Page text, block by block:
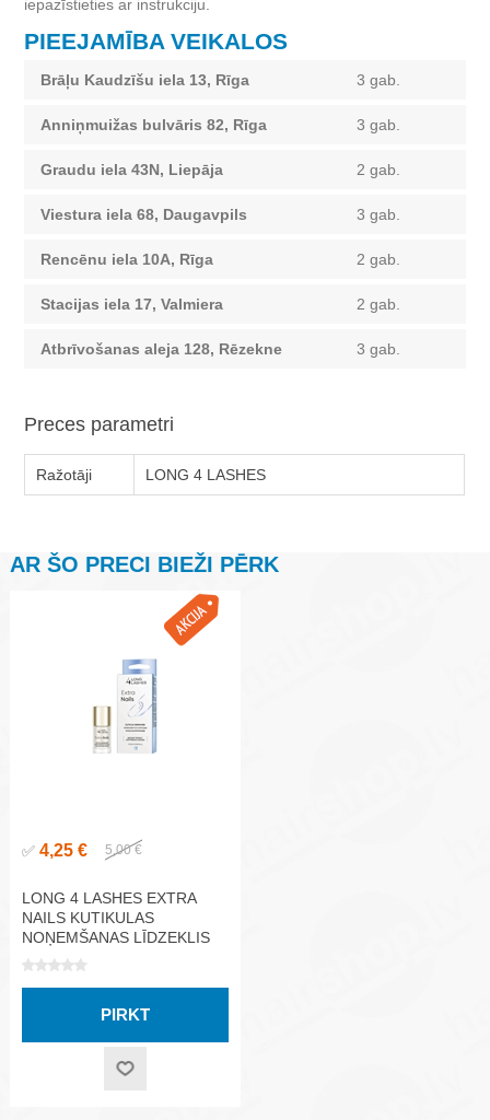
iepazīstieties ar instrukciju.
PIEEJAMĪBA VEIKALOS
Brāļu Kaudzīšu iela 13, Rīga 3 gab.
Anniņmuižas bulvāris 82, Rīga 3 gab.
Graudu iela 43N, Liepāja 2 gab.
Viestura iela 68, Daugavpils 3 gab.
Rencēnu iela 10A, Rīga 2 gab.
Stacijas iela 17, Valmiera 2 gab.
Atbrīvošanas aleja 128, Rēzekne 3 gab.
Preces parametri
Ražotāji LONG 4 LASHES
AR ŠO PRECI BIEŽI PĒRK
✅ 4,25 € 5,00 €
LONG 4 LASHES EXTRA
NAILS KUTIKULAS
NOŅEMŠANAS LĪDZEKLIS
10 ML